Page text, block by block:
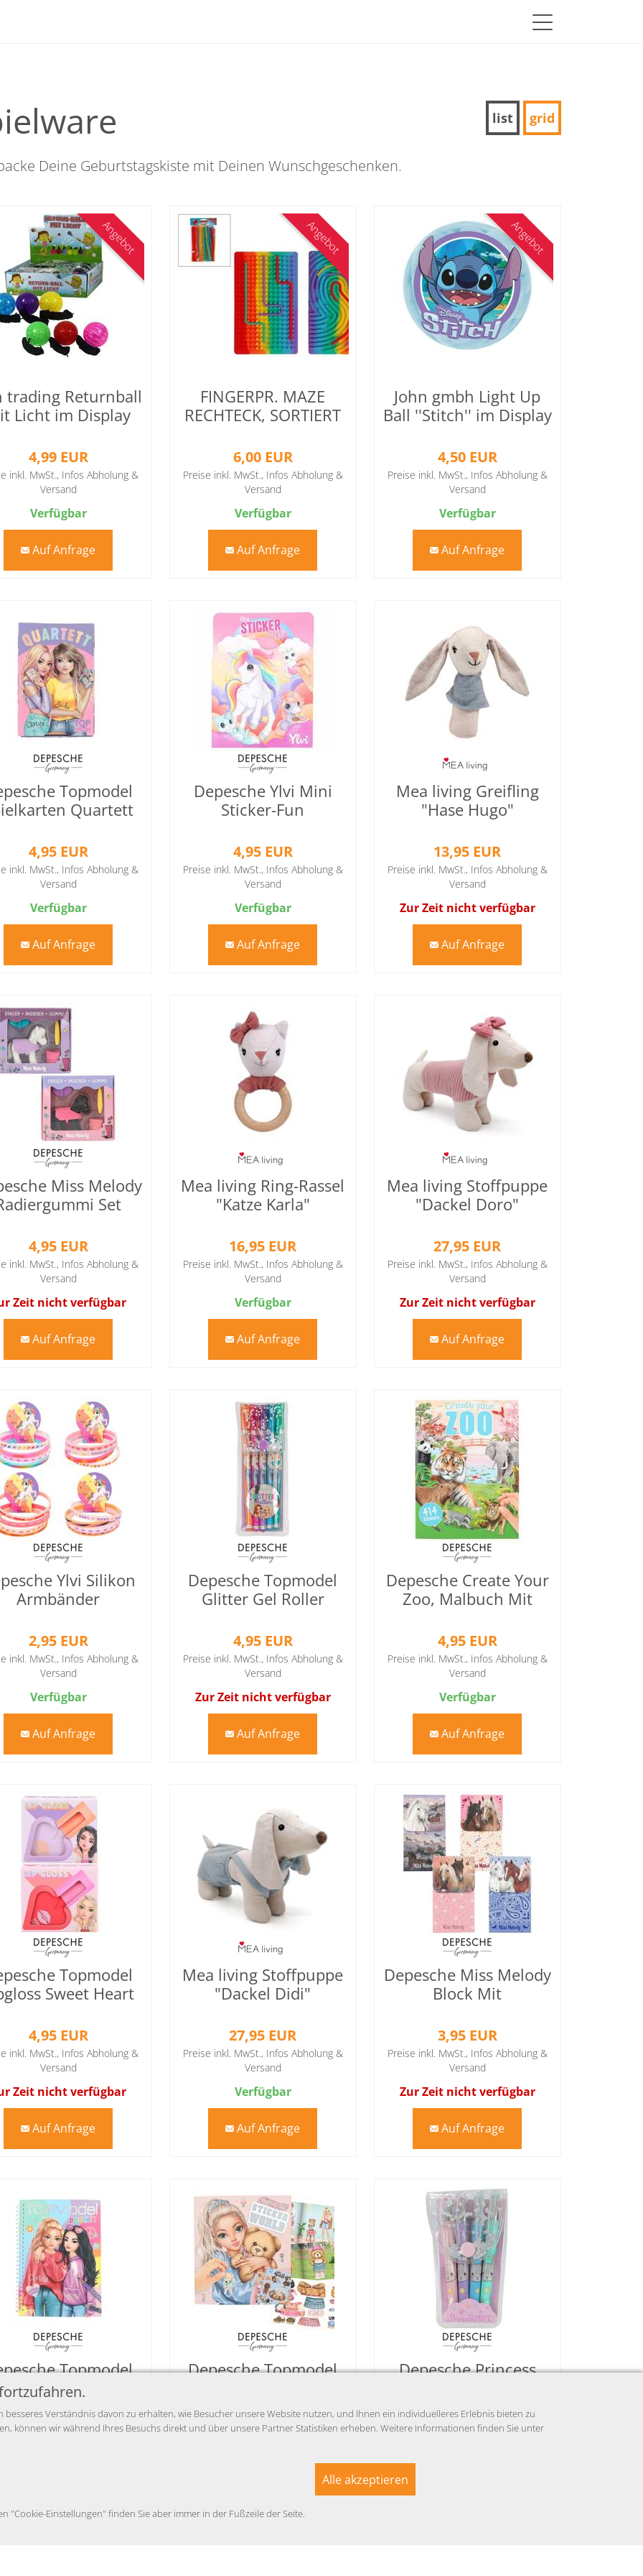
list grid
Deine Geburtstagskiste mit Deinen Wunschgeschenken.
Angebot
trading Returnball
Licht im Display
4,99 EUR
inkl. MwSt., Infos Abholung &
Versand
Verfügbar
mail Auf Anfrage
Angebot
FINGERPR. MAZE
RECHTECK, SORTIERT
6,00 EUR
Preise inkl. MwSt., Infos Abholung &
Versand
Verfügbar
mail Auf Anfrage
Angebot
John gmbh Light Up
Ball ''Stitch'' im Display
4,50 EUR
Preise inkl. MwSt., Infos Abholung &
Versand
Verfügbar
mail Auf Anfrage
Topmodel
Quartett
4,95 EUR
inkl. MwSt., Infos Abholung &
Versand
Verfügbar
mail Auf Anfrage
Depesche Ylvi Mini
Sticker-Fun
4,95 EUR
Preise inkl. MwSt., Infos Abholung &
Versand
Verfügbar
mail Auf Anfrage
Mea living Greifling
"Hase Hugo"
13,95 EUR
Preise inkl. MwSt., Infos Abholung &
Versand
Zur Zeit nicht verfügbar
mail Auf Anfrage
Miss Melody
Set
4,95 EUR
inkl. MwSt., Infos Abholung &
Versand
Zeit nicht verfügbar
mail Auf Anfrage
Mea living Ring-Rassel
"Katze Karla"
16,95 EUR
Preise inkl. MwSt., Infos Abholung &
Versand
Verfügbar
mail Auf Anfrage
Mea living Stoffpuppe
"Dackel Doro"
27,95 EUR
Preise inkl. MwSt., Infos Abholung &
Versand
Zur Zeit nicht verfügbar
mail Auf Anfrage
Ylvi Silikon
Armbänder
2,95 EUR
inkl. MwSt., Infos Abholung &
Versand
Verfügbar
mail Auf Anfrage
Depesche Topmodel
Glitter Gel Roller
4,95 EUR
Preise inkl. MwSt., Infos Abholung &
Versand
Zur Zeit nicht verfügbar
mail Auf Anfrage
Depesche Create Your
Zoo, Malbuch Mit
4,95 EUR
Preise inkl. MwSt., Infos Abholung &
Versand
Verfügbar
mail Auf Anfrage
Topmodel
Sweet Heart
4,95 EUR
inkl. MwSt., Infos Abholung &
Versand
Zeit nicht verfügbar
mail Auf Anfrage
Mea living Stoffpuppe
"Dackel Didi"
27,95 EUR
Preise inkl. MwSt., Infos Abholung &
Versand
Verfügbar
mail Auf Anfrage
Depesche Miss Melody
Block Mit
3,95 EUR
Preise inkl. MwSt., Infos Abholung &
Versand
Zur Zeit nicht verfügbar
mail Auf Anfrage
Topmodel
Malbuch
4,95 EUR
Auf Anfrage
Depesche Topmodel
Teddy
4,95 EUR
Depesche Princess
3,95 EUR
Zur Zeit nicht verfügbar
besseres Verständnis davon zu erhalten, wie Besucher unsere Website nutzen, und Ihnen ein individuelleres Erlebnis bieten zu
können wir während Ihres Besuchs direkt und über unsere Partner Statistiken erheben. Weitere Informationen finden Sie unter
Alle akzeptieren
"Cookie-Einstellungen" finden Sie aber immer in der Fußzeile der Seite.